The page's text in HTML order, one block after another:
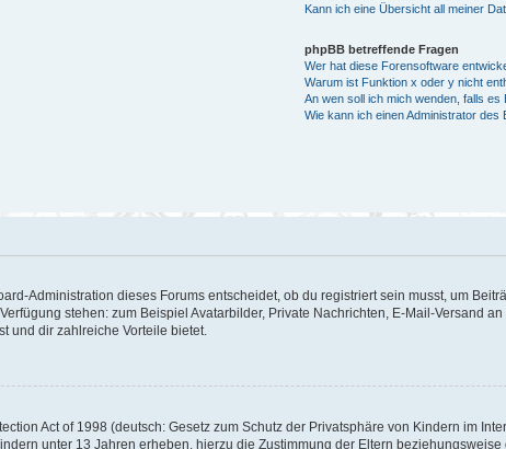
Kann ich eine Übersicht all meiner
phpBB betreffende Fragen
Wer hat diese Forensoftware
Warum ist Funktion x oder y nicht
An wen soll ich mich wenden, falls
Wie kann ich einen Administrator des
Administration dieses Forums entscheidet, ob du registriert sein musst, um
stehen: zum Beispiel Avatarbilder, Private Nachrichten, E-Mail-Versand
und dir zahlreiche Vorteile bietet.
Act of 1998 (deutsch: Gesetz zum Schutz der Privatsphäre von Kindern im
unter 13 Jahren erheben, hierzu die Zustimmung der Eltern